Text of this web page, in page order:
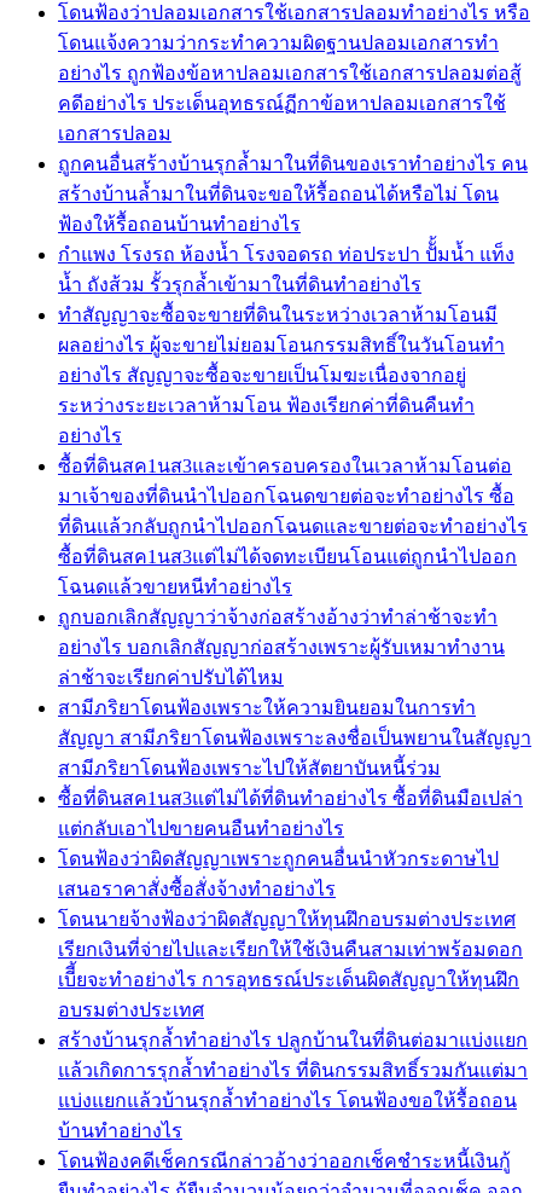
โดนฟ้องว่าปลอมเอกสารใช้เอกสารปลอมทำอย่างไร หรือ
โดนแจ้งความว่ากระทำความผิดฐานปลอมเอกสารทำ
อย่างไร ถูกฟ้องข้อหาปลอมเอกสารใช้เอกสารปลอมต่อสู้
คดีอย่างไร ประเด็นอุทธรณ์ฏีกาข้อหาปลอมเอกสารใช้
เอกสารปลอม
ถูกคนอื่นสร้างบ้านรุกล้ำมาในที่ดินของเราทำอย่างไร คน
สร้างบ้านล้ำมาในที่ดินจะขอให้รื้อถอนได้หรือไม่ โดน
ฟ้องให้รื้อถอนบ้านทำอย่างไร
กำแพง โรงรถ ห้องน้ำ โรงจอดรถ ท่อประปา ปัั้มน้ำ แท็ง
น้ำ ถังส้วม รั้วรุกล้ำเข้ามาในที่ดินทำอย่างไร
ทำสัญญาจะซื้อจะขายที่ดินในระหว่างเวลาห้ามโอนมี
ผลอย่างไร ผู้จะขายไม่ยอมโอนกรรมสิทธิ์ในวันโอนทำ
อย่างไร สัญญาจะซื้อจะขายเป็นโมฆะเนื่องจากอยู่
ระหว่างระยะเวลาห้ามโอน ฟ้องเรียกค่าที่ดินคืนทำ
อย่างไร
ซื้อที่ดินสค1นส3และเข้าครอบครองในเวลาห้ามโอนต่อ
มาเจ้าของที่ดินนำไปออกโฉนดขายต่อจะทำอย่างไร ซื้อ
ที่ดินแล้วกลับถูกนำไปออกโฉนดและขายต่อจะทำอย่างไร
ซื้อที่ดินสค1นส3แต่ไม่ได้จดทะเบียนโอนแต่ถูกนำไปออก
โฉนดแล้วขายหนีทำอย่างไร
ถูกบอกเลิกสัญญาว่าจ้างก่อสร้างอ้างว่าทำล่าช้าจะทำ
อย่างไร บอกเลิกสัญญาก่อสร้างเพราะผู้รับเหมาทำงาน
ล่าช้าจะเรียกค่าปรับได้ไหม
สามีภริยาโดนฟ้องเพราะให้ความยินยอมในการทำ
สัญญา สามีภริยาโดนฟ้องเพราะลงชื่อเป็นพยานในสัญญา
สามีภริยาโดนฟ้องเพราะไปให้สัตยาบันหนี้ร่วม
ซื้อที่ดินสค1นส3แต่ไม่ได้ที่ดินทำอย่างไร ซื้อที่ดินมือเปล่า
แต่กลับเอาไปขายคนอืนทำอย่างไร
โดนฟ้องว่าผิดสัญญาเพราะถูกคนอื่นนำหัวกระดาษไป
เสนอราคาสั่งซื้อสั่งจ้างทำอย่างไร
โดนนายจ้างฟ้องว่าผิดสัญญาให้ทุนฝึกอบรมต่างประเทศ
เรียกเงินที่จ่ายไปและเรียกให้ใช้เงินคืนสามเท่าพร้อมดอก
เบีี้ยจะทำอย่างไร การอุทธรณ์ประเด็นผิดสัญญาให้ทุนฝึก
อบรมต่างประเทศ
สร้างบ้านรุกล้ำทำอย่างไร ปลูกบ้านในที่ดินต่อมาแบ่งแยก
แล้วเกิดการรุกล้ำทำอย่างไร ที่ดินกรรมสิทธิ์รวมกันแต่มา
แบ่งแยกแล้วบ้านรุกล้ำทำอย่างไร โดนฟ้องขอให้รื้อถอน
บ้านทำอย่างไร
โดนฟ้องคดีเช็คกรณีกล่าวอ้างว่าออกเช็คชำระหนี้เงินกู้